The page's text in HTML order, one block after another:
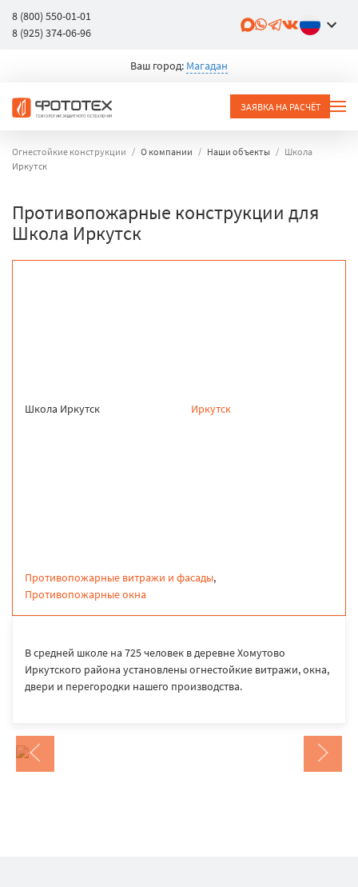
8 (800) 550-01-01
8 (925) 374-06-96
Ваш город: Магадан
ЗАЯВКА НА РАСЧЁТ
Огнестойкие конструкции О компании Наши объекты
Школа
Иркутск
Противопожарные конструкции для
Школа Иркутск
Школа Иркутск Иркутск
Противопожарные витражи и фасады,
Противопожарные окна
В средней школе на 725 человек в деревне Хомутово
Иркутского района установлены огнестойкие витражи, окна,
двери и перегородки нашего производства.